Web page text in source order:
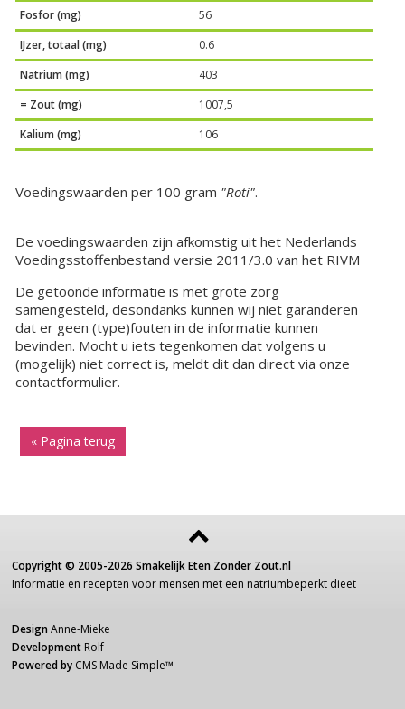
Fosfor (mg)
56
IJzer, totaal (mg)
0.6
Natrium (mg)
403
= Zout (mg)
1007,5
Kalium (mg)
106
Voedingswaarden per 100 gram "Roti".
De voedingswaarden zijn afkomstig uit het Nederlands
Voedingsstoffenbestand versie 2011/3.0 van het RIVM
De getoonde informatie is met grote zorg
samengesteld, desondanks kunnen wij niet garanderen
dat er geen (type)fouten in de informatie kunnen
bevinden. Mocht u iets tegenkomen dat volgens u
(mogelijk) niet correct is, meldt dit dan direct via onze
contactformulier.
« Pagina terug
Copyright © 2005-2026 Smakelijk Eten Zonder Zout.nl
Informatie en recepten voor mensen met een natriumbeperkt dieet
Design Anne-Mieke
Development Rolf
Powered by CMS Made Simple™